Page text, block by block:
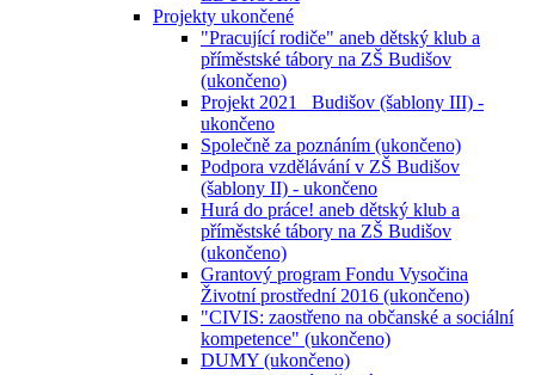
Projekty ukončené
"Pracující rodiče" aneb dětský klub a
příměstské tábory na ZŠ Budišov
(ukončeno)
Projekt 2021_ Budišov (šablony III) -
ukončeno
Společně za poznáním (ukončeno)
Podpora vzdělávání v ZŠ Budišov
(šablony II) - ukončeno
Hurá do práce! aneb dětský klub a
příměstské tábory na ZŠ Budišov
(ukončeno)
Grantový program Fondu Vysočina
Životní prostřední 2016 (ukončeno)
"CIVIS: zaostřeno na občanské a sociální
kompetence" (ukončeno)
DUMY (ukončeno)